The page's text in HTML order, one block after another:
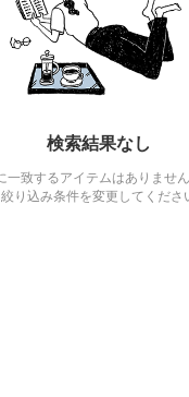
検索結果なし
一致するアイテムはありませ
絞り込み条件を変更してくださ